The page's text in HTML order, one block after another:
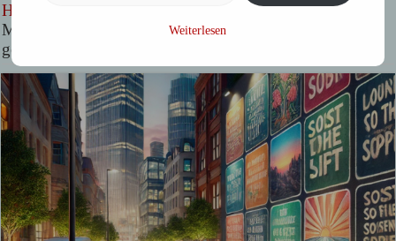
Home
Guerilla-Marketing für Autoren:
Mit kreativen Ideen die Aufmerksamkeit der Leser
gewinnen
Weiterlesen